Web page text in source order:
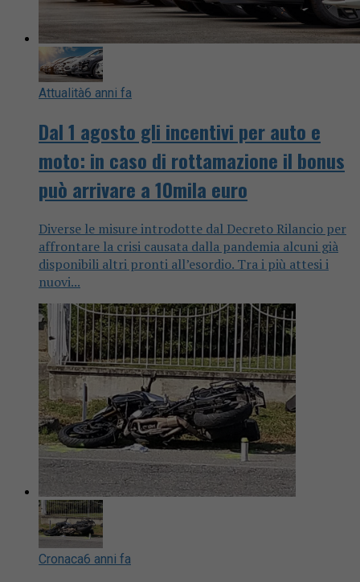
Attualità6 anni fa
Dal 1 agosto gli incentivi per auto e
moto: in caso di rottamazione il bonus
può arrivare a 10mila euro
Diverse le misure introdotte dal Decreto Rilancio per
affrontare la crisi causata dalla pandemia alcuni già
disponibili altri pronti all’esordio. Tra i più attesi i
nuovi...
Cronaca6 anni fa